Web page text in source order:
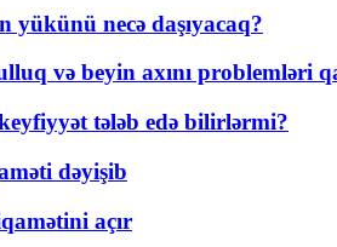
yükünü necə daşıyacaq?
və beyin axını problemləri
tələb edə bilirlərmi?
dəyişib
açır